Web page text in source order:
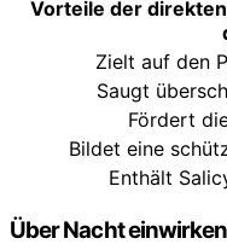
Vorteile der
Zielt auf den
Saugt
Fördert
Bildet eine
Enthält
Über Nacht